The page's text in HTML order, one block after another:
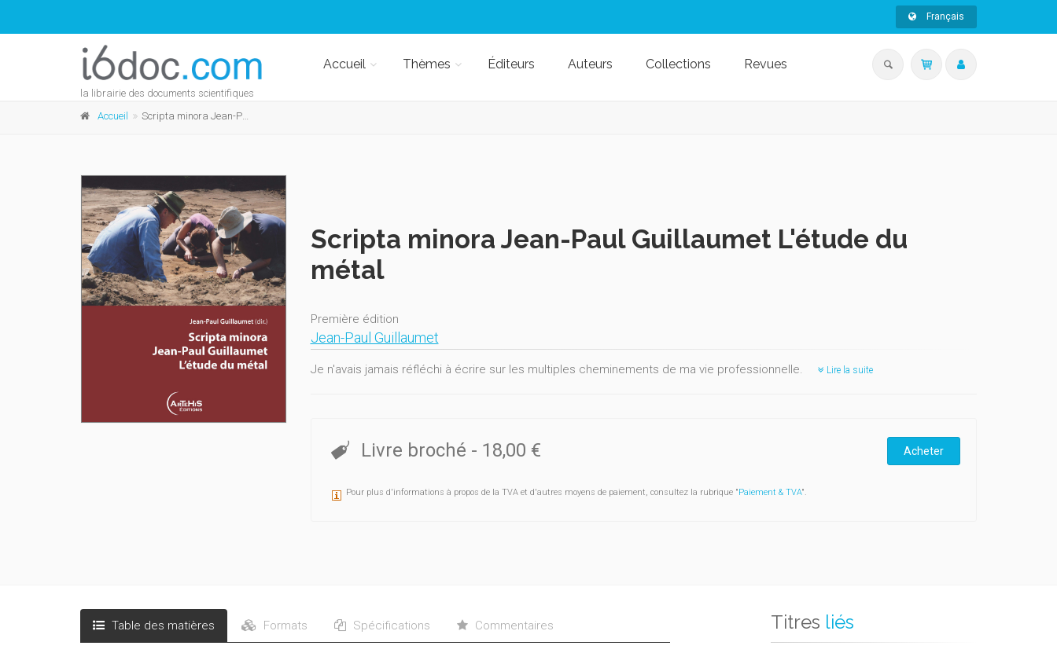
Français
la librairie des documents scientifiques
Accueil Thèmes Éditeurs Auteurs Collections Revues
Accueil Scripta minora Jean-Paul Guillaumet L'étude du métal
Scripta minora Jean-Paul Guillaumet L'étude du
métal
Première édition
Jean-Paul Guillaumet
Je n'avais jamais réfléchi à écrire sur les multiples cheminements de ma vie professionnelle. Lire la suite
Livre broché - 18,00 € Acheter
Pour plus d'informations à propos de la TVA et d'autres moyens de paiement, consultez la rubrique "Paiement & TVA".
Table des matières Formats Spécifications Commentaires Titres liés